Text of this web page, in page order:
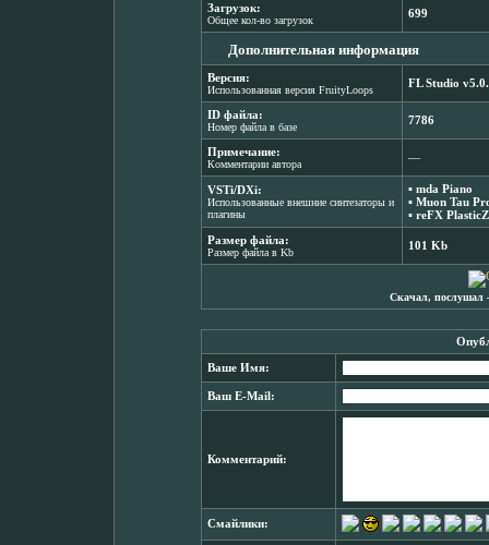
Загрузок:
Общее кол-во загрузок
699
Дополнительная информация
Версия:
Использованная версия FruityLoops
FL Studio
ID файла:
Номер файла в базе
7786
Примечание:
Комментарии автора
―
VSTi/DXi:
Использованные внешние синтезаторы и
плагины
▪ mda Piano
▪ Muon Tau
▪ reFX
Размер файла:
Размер файла в Kb
101 Kb
Скачал, послушал
Ваше Имя:
Ваш E-Mail:
Комментарий:
Смайлики: